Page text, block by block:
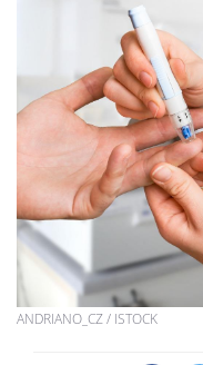
ANDRIANO_CZ / ISTOCK